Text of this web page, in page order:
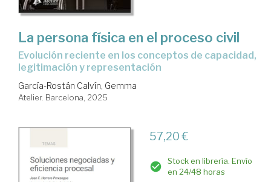
La persona física en el proceso civil
Evolución reciente en los conceptos de capacidad,
legitimación y representación
García-Rostán Calvín, Gemma
Atelier. Barcelona, 2025
57,20 €
Stock en librería. Envío
en 24/48 horas